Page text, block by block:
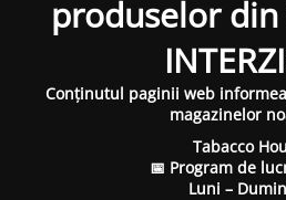
produselor
Conținutul paginii web
magazinelor
Tabacco
📅 Program de
Luni –